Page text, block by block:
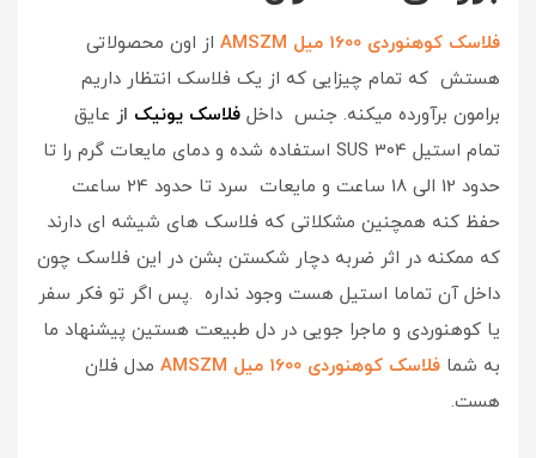
فلاسک کوهنوردی 1600 میل AMSZM
از اون محصولاتی
هستش که تمام چیزایی که از یک فلاسک انتظار داریم
برامون برآورده میکنه. جنس داخل فلاسک یونیک از عایق
تمام استیل SUS 304 استفاده شده و دمای مایعات گرم را تا
حدود 12 الی 18 ساعت و مایعات سرد تا حدود 24 ساعت
حفظ کنه همچنین مشکلاتی که فلاسک های شیشه ای دارند
که ممکنه در اثر ضربه دچار شکستن بشن در این فلاسک چون
داخل آن تماما استیل هست وجود نداره .پس اگر تو فکر سفر
یا کوهنوردی و ماجرا جویی در دل طبیعت هستین پیشنهاد ما
به شما فلاسک کوهنوردی 1600 میل AMSZM
مدل فلان
هست.